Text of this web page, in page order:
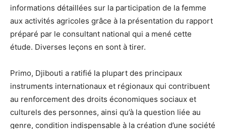
informations détaillées sur la participation de la femme
aux activités agricoles grâce à la présentation du rapport
préparé par le consultant national qui a mené cette
étude. Diverses leçons en sont à tirer.
Primo, Djibouti a ratifié la plupart des principaux
instruments internationaux et régionaux qui contribuent
au renforcement des droits économiques sociaux et
culturels des personnes, ainsi qu’à la question liée au
genre, condition indispensable à la création d’une société